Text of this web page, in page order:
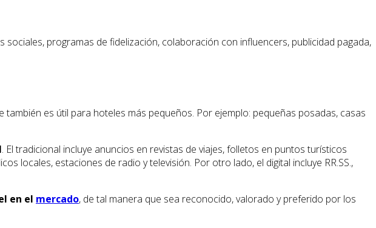
programas de fidelización, colaboración con influencers, publicidad pagada,
también es útil para hoteles más pequeños. Por ejemplo: pequeñas posadas, casas
. El tradicional incluye anuncios en revistas de viajes, folletos en puntos turísticos
locales, estaciones de radio y televisión. Por otro lado, el digital incluye RR.SS.,
en el mercado, de tal manera que sea reconocido, valorado y preferido por los